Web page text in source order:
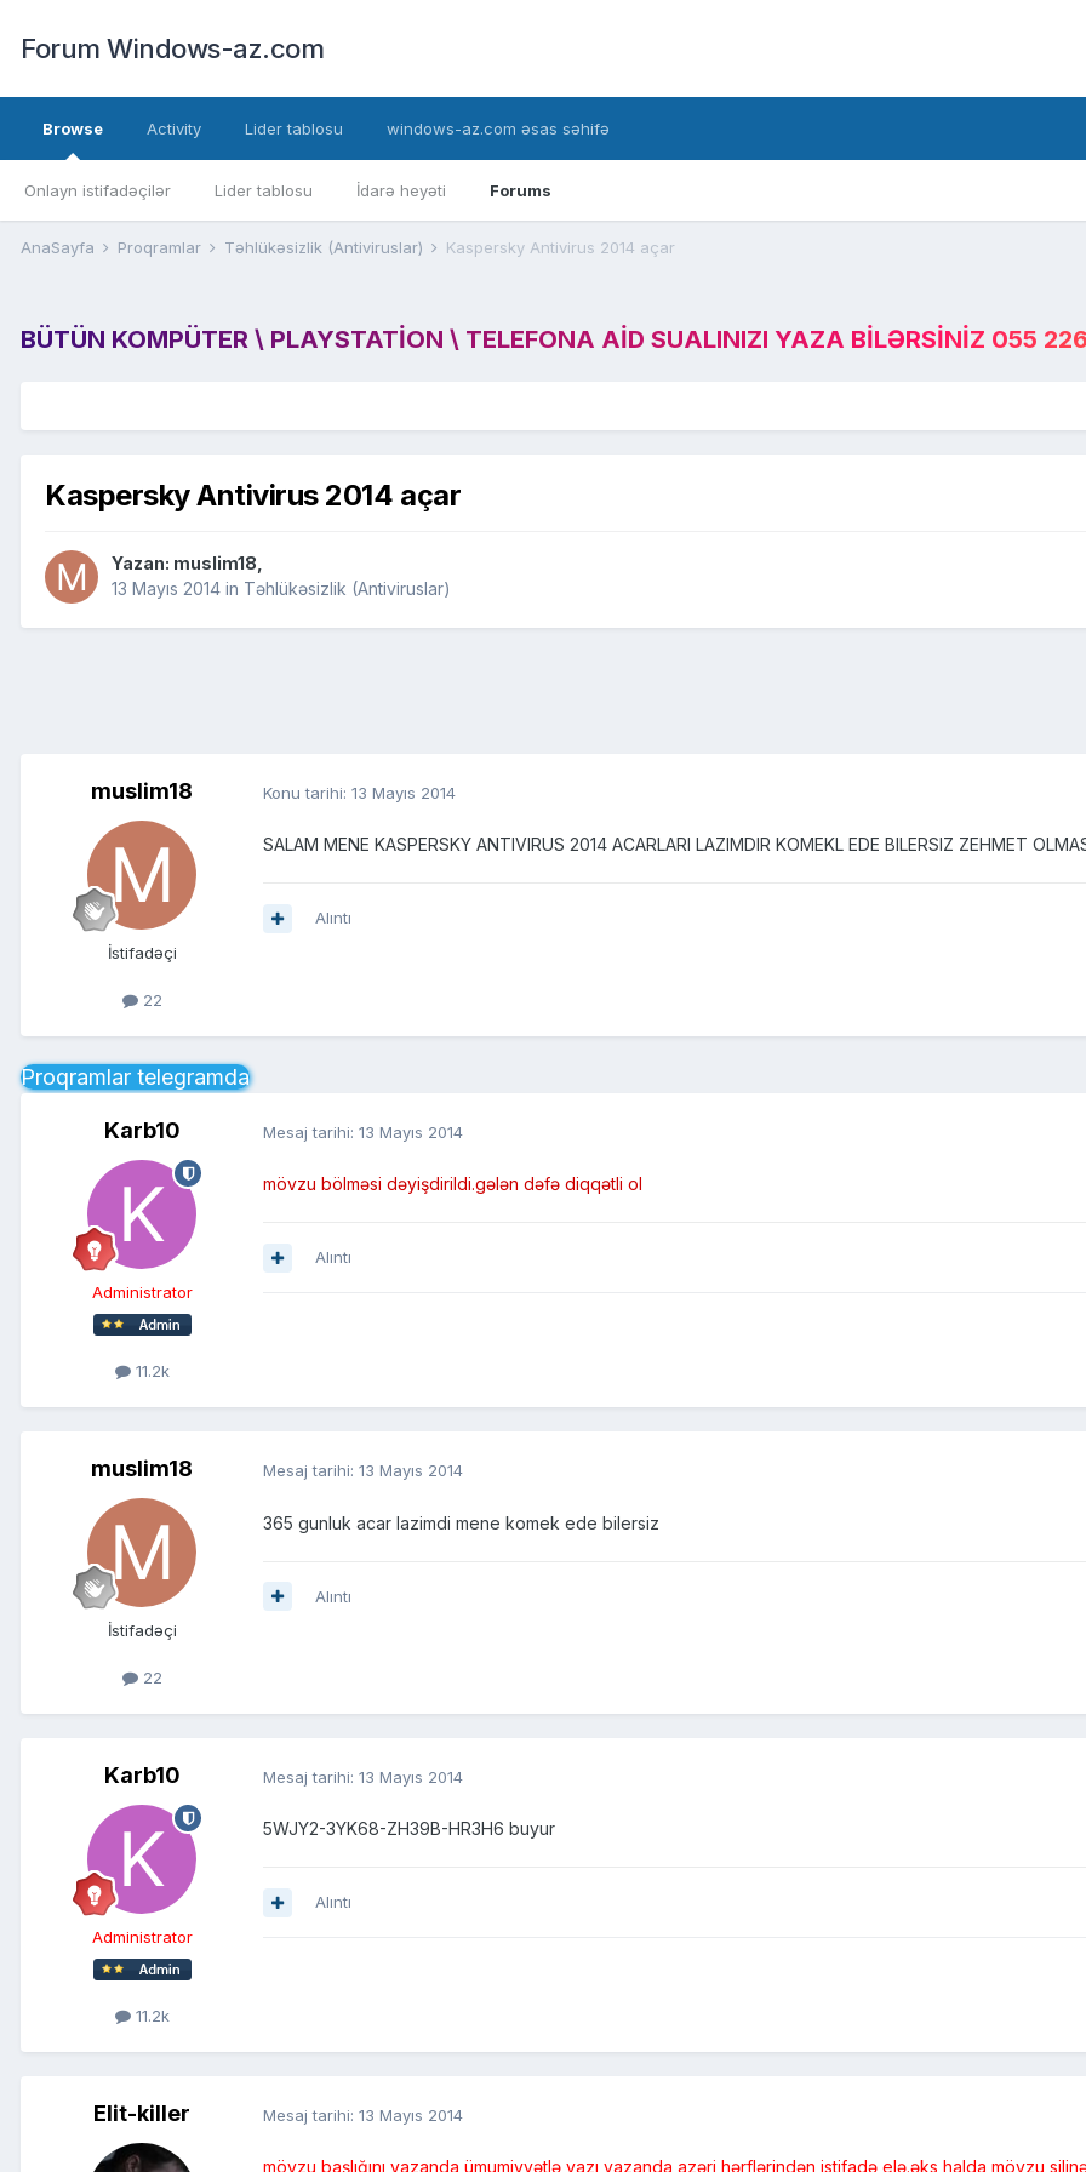
Forum Windows-az.com
Browse
Onlayn istifadəçilər Lider tablosu İdarə heyəti Forums
Activity Lider tablosu windows-az.com əsas səhifə
AnaSayfa Proqramlar Təhlükəsizlik (Antiviruslar) Kaspersky Antivirus 2014 açar
BÜTÜN KOMPÜTER \ PLAYSTATION \ TELEFONA AID SUALINIZI YAZA BILƏRSINIZ 055
Kaspersky Antivirus 2014 açar
Yazan: muslim18
13 Mayıs 2014 in Təhlükəsizlik (Antiviruslar)
muslim18
İstifadəçi
22
Konu tarihi: 13 Mayıs 2014
SALAM MENE KASPERSKY ANTIVIRUS 2014 ACARLARI LAZIMDIR KOMEKL EDE BILERSIZ ZEHMET
Alıntı
Proqramlar telegramda
Karb10
Administrator
11.2k
Mesaj tarihi: 13 Mayıs 2014
mövzu bölməsi dəyişdirildi.gələn dəfə diqqətli ol
Alıntı
muslim18
İstifadəçi
22
Mesaj tarihi: 13 Mayıs 2014
365 gunluk acar lazimdi mene komek ede bilersiz
Alıntı
Karb10
Administrator
11.2k
Mesaj tarihi: 13 Mayıs 2014
5WJY2-3YK68-ZH39B-HR3H6 buyur
Alıntı
Elit-killer Mesaj tarihi: 13 Mayıs 2014
mövzu başlığını yazanda ümumiyyətlə yazı yazanda azəri hərflərindən istifadə elə.əks halda mövzu